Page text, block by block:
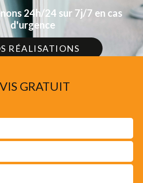
24h/24 sur 7j/7 en cas
d'urgence
RÉALISATIONS
GRATUIT